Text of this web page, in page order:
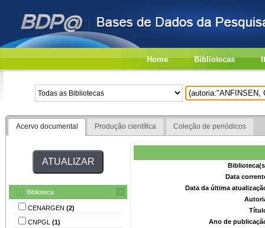
Home Bibliotecas
Acervo documental Produção científica Coleção de periódicos
Biblioteca
CENARGEN (2)
CNPGL (1)
Data
Data da última
Ano de